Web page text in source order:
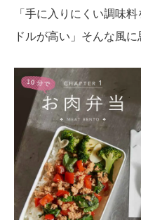
「手に入りにくい調味
ドルが高い」そんな風